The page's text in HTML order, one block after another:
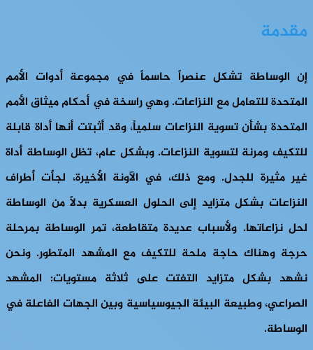
مقدمة
إن الوساطة تشكل عنصراً حاسماً في مجموعة أدوات الأمم
المتحدة للتعامل مع النزاعات. وهي راسخة في أحكام ميثاق الأمم
المتحدة بشأن تسوية النزاعات سلمياً، وقد أثبتت أنها أداة قابلة
للتكيف ومرنة لتسوية النزاعات. وبشكل عام، تظل الوساطة أداة
غير مثيرة للجدل. ومع ذلك، في الآونة الأخيرة، لجأت أطراف
النزاعات بشكل متزايد إلى الحلول العسكرية بدلاً من الوساطة
لحل نزاعاتها. ولأسباب عديدة متقاطعة، تمر الوساطة بمرحلة
حرجة وهناك حاجة ملحة للتكيف مع المشهد المتطور. ونحن
نشهد بشكل متزايد التفتت على ثلاثة مستويات: المشهد
الصراعي، وطبيعة البيئة الجيوسياسية وبين الجهات الفاعلة في
الوساطة.